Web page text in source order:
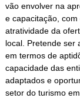
vão envolver na
e capacitação,
atratividade da
local. Pretende ser
em termos de
capacidade das
adaptados e
setor do turismo